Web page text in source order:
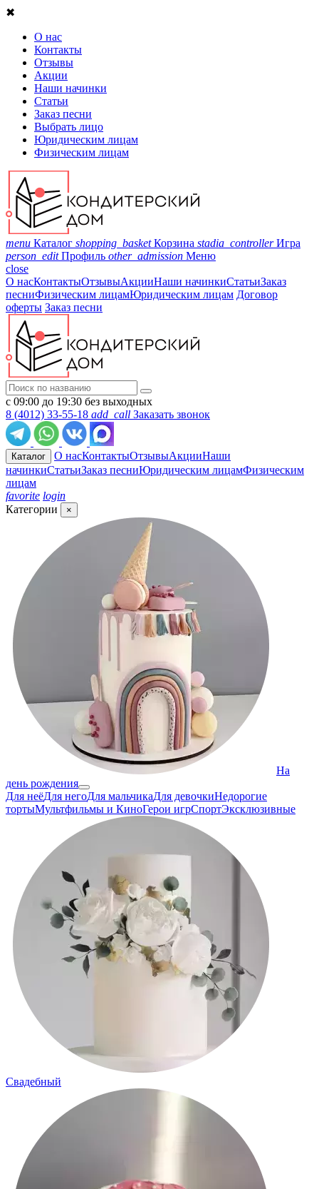
✖
О нас
Контакты
Отзывы
Акции
Наши начинки
Статьи
Заказ песни
Выбрать лицо
Юридическим лицам
Физическим лицам
menu Каталог shopping_basket Корзина stadia_controller Игра
person_edit Профиль other_admission Меню
close
О насКонтактыОтзывыАкцииНаши начинкиСтатьиЗаказ
песниФизическим лицамЮридическим лицам Договор
оферты Заказ песни
с 09:00 до 19:30 без выходных
8 (4012) 33-55-18 add_call Заказать звонок
Каталог О насКонтактыОтзывыАкцииНаши
начинкиСтатьиЗаказ песниЮридическим лицамФизическим
лицам
favorite login
Категории
×
На
день рождения
Для неёДля негоДля мальчикаДля девочкиНедорогие
тортыМультфильмы и КиноГерои игрСпортЭксклюзивные
Свадебный